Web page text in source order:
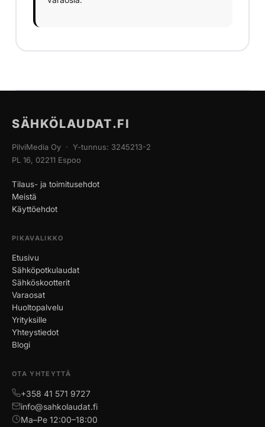
SÄHKÖLAUDAT.FI
PilviMedia Oy · Y-tunnus: 3245213-2
PL 16, 02211 Espoo
Tilaus- ja toimitusehdot
Meistä
Käyttöehdot
PIKAVALIKKO
Etusivu
Sähköpotkulaudat
Sähköskootterit
Varaosat
Huoltopalvelu
Yrityksille
Yhteystiedot
Blogi
OTA YHTEYTTÄ
+358 41 571 9727
info@sahkolaudat.fi
Ma–Pe 12:00–18:00